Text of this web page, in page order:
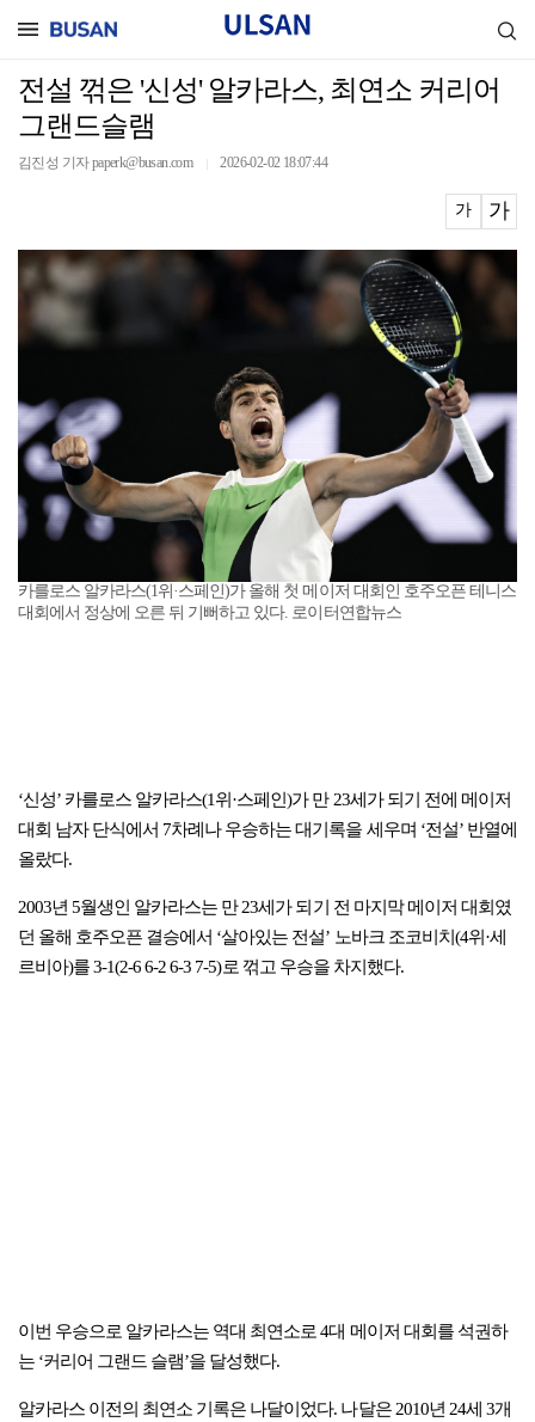
전설 꺾은 '신성' 알카라스, 최연소 커리어
그랜드슬램
김진성 기자 paperk@busan.com 2026-02-02 18:07:44
가 가
카를로스 알카라스(1위·스페인)가 올해 첫 메이저 대회인 호주오픈 테니스
대회에서 정상에 오른 뒤 기뻐하고 있다. 로이터연합뉴스
‘신성’ 카를로스 알카라스(1위·스페인)가 만 23세가 되기 전에 메이저
대회 남자 단식에서 7차례나 우승하는 대기록을 세우며 ‘전설’ 반열에
올랐다.
2003년 5월생인 알카라스는 만 23세가 되기 전 마지막 메이저 대회였
던 올해 호주오픈 결승에서 ‘살아있는 전설’ 노바크 조코비치(4위·세
르비아)를 3-1(2-6 6-2 6-3 7-5)로 꺾고 우승을 차지했다.
이번 우승으로 알카라스는 역대 최연소로 4대 메이저 대회를 석권하
는 ‘커리어 그랜드 슬램’을 달성했다.
알카라스 이전의 최연소 기록은 나달이었다. 나달은 2010년 24세 3개